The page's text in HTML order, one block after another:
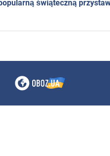
świąteczną